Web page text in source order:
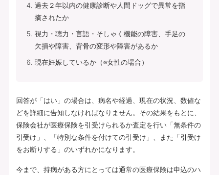
過去２年以内の健康診断や人間ドッグで異常を指
摘されたか
視力・聴力・言語・そしゃく機能の障害、手足の
欠損や障害、背骨の変形や障害があるか
現在妊娠しているか（※女性の場合）
回答が「はい」の場合は、病名や経過、現在の状況、数値な
どを詳細に告知しなければなりません。その結果をもとに、
保険会社が医療保険を引受けられるか査定を行い「無条件の
引受け」、「特別な条件を付けての引受け」、また「引受け
をお断りする」のいずれかになります。
今まで、持病がある方にとっては通常の医療保険は申込のハ